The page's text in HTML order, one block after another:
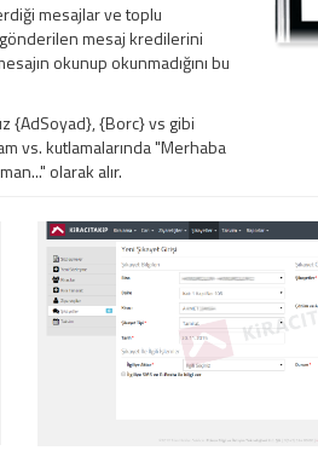
mesajlar ve toplu
mesaj kredilerini
okunup okunmadığını bu
{AdSoyad}, {Borc} vs gibi
vs. kutlamalarında "Merhaba
olarak alır.